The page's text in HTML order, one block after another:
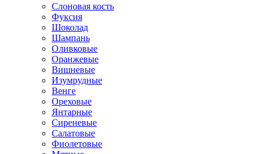
Слоновая кость
Фуксия
Шоколад
Шампань
Оливковые
Оранжевые
Вишневые
Изумрудные
Венге
Ореховые
Янтарные
Сиреневые
Салатовые
Фиолетовые